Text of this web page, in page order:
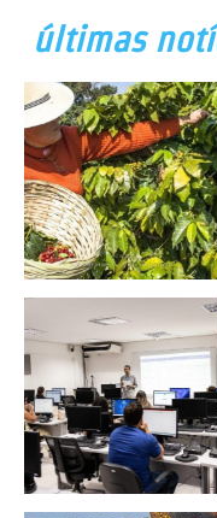
últimas